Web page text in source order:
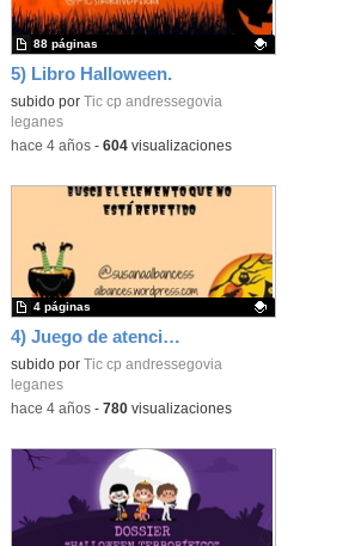
5) Libro Halloween.
Contenido educativo.
subido por Tic cp andressegovia
leganes
88 páginas
-hace 4 años- 604visualizaciones
4) Juego de atención.
Contenido educativo.
subido por Tic cp andressegovia
leganes
4 páginas
-hace 4 años- 780visualizaciones